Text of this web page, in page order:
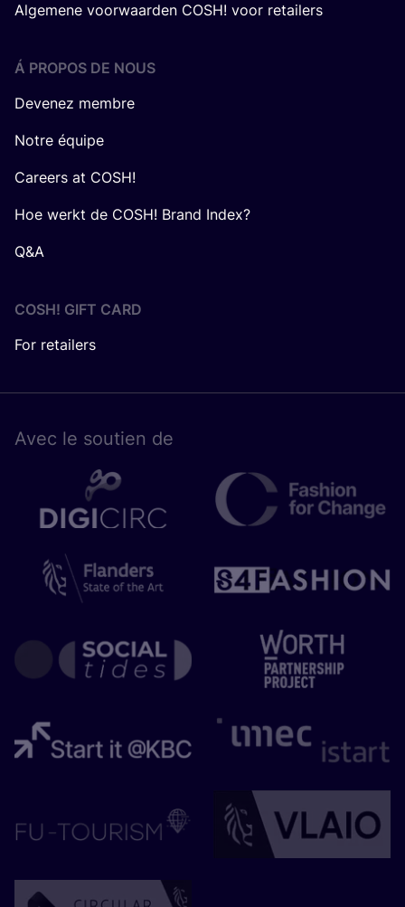
Algemene voorwaarden COSH! voor retailers
Á PROPOS DE NOUS
Devenez membre
Notre équipe
Careers at COSH!
Hoe werkt de COSH! Brand Index?
Q&A
COSH! GIFT CARD
For retailers
Avec le sou­tien de